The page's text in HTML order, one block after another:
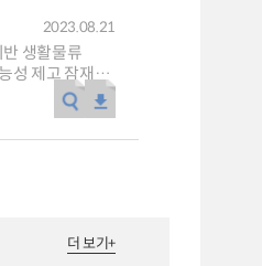
생활물류
성 제고 잠재력,
환에 따라 바뀐
제공,
최 외,[통계로
2023.08.21
더 보기+